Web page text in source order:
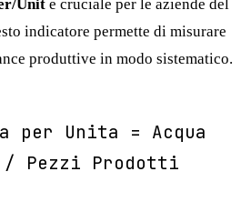
Unit e cruciale per le aziende del
indicatore permette di misurare
produttive in modo sistematico.
per Unita = Acqua
/ Pezzi Prodotti